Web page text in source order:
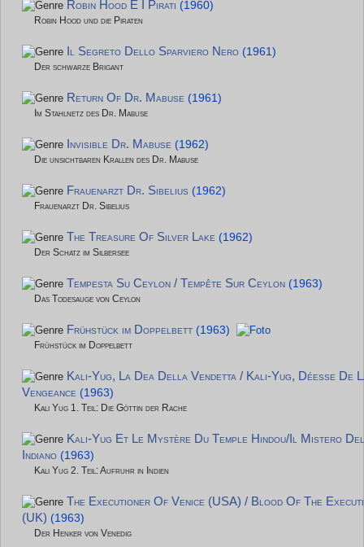
Robin Hood E I Pirati (1960)
Robin Hood und die Piraten
Il Segreto Dello Sparviero Nero (1961)
Der schwarze Brigant
Return Of Dr. Mabuse (1961)
Im Stahlnetz des Dr. Mabuse
Invisible Dr. Mabuse (1962)
Die unsichtbaren Krallen des Dr. Mabuse
Frauenarzt Dr. Sibelius (1962)
Frauenarzt Dr. Sibelius
The Treasure Of Silver Lake (1962)
Der Schatz im Silbersee
Tempesta Su Ceylon / Tempête Sur Ceylon (1963)
Das Todesauge von Ceylon
Frühstück im Doppelbett (1963)
Frühstück im Doppelbett
Kali-Yug, La Dea Della Vendetta / Kali-Yug, Déesse De
Vengeance (1963)
Kali Yug 1. Teil: Die Göttin der Rache
Kali-Yug Et Le Mystère Du Temple Hindou/Il Mistero Del
Indiano (1963)
Kali Yug 2. Teil: Aufruhr in Indien
The Executioner Of Venice (USA) / Blood Of The
(UK) (1963)
Der Henker von Venedig